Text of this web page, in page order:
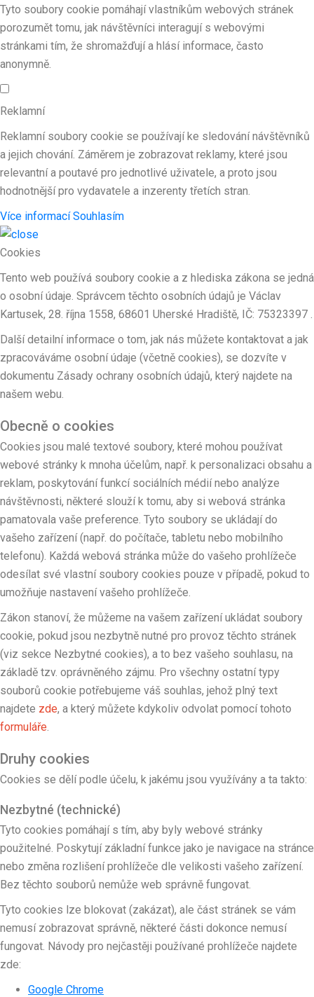
Tyto soubory cookie pomáhají vlastníkům webových stránek
porozumět tomu, jak návštěvníci interagují s webovými
stránkami tím, že shromažďují a hlásí informace, často
anonymně.
Reklamní
Reklamní soubory cookie se používají ke sledování návštěvníků
a jejich chování. Záměrem je zobrazovat reklamy, které jsou
relevantní a poutavé pro jednotlivé uživatele, a proto jsou
hodnotnější pro vydavatele a inzerenty třetích stran.
Více informací Souhlasím
Cookies
Tento web používá soubory cookie a z hlediska zákona se jedná
o osobní údaje. Správcem těchto osobních údajů je Václav
Kartusek, 28. října 1558, 68601 Uherské Hradiště, IČ: 75323397 .
Další detailní informace o tom, jak nás můžete kontaktovat a jak
zpracováváme osobní údaje (včetně cookies), se dozvíte v
dokumentu Zásady ochrany osobních údajů, který najdete na
našem webu.
Obecně o cookies
Cookies jsou malé textové soubory, které mohou používat
webové stránky k mnoha účelům, např. k personalizaci obsahu a
reklam, poskytování funkcí sociálních médií nebo analýze
návštěvnosti, některé slouží k tomu, aby si webová stránka
pamatovala vaše preference. Tyto soubory se ukládají do
vašeho zařízení (např. do počítače, tabletu nebo mobilního
telefonu). Každá webová stránka může do vašeho prohlížeče
odesílat své vlastní soubory cookies pouze v případě, pokud to
umožňuje nastavení vašeho prohlížeče.
Zákon stanoví, že můžeme na vašem zařízení ukládat soubory
cookie, pokud jsou nezbytně nutné pro provoz těchto stránek
(viz sekce Nezbytné cookies), a to bez vašeho souhlasu, na
základě tzv. oprávněného zájmu. Pro všechny ostatní typy
souborů cookie potřebujeme váš souhlas, jehož plný text
najdete zde, a který můžete kdykoliv odvolat pomocí tohoto
formuláře
Druhy cookies
Cookies se dělí podle účelu, k jakému jsou využívány a ta takto:
Nezbytné (technické)
Tyto cookies pomáhají s tím, aby byly webové stránky
použitelné. Poskytují základní funkce jako je navigace na stránce
nebo změna rozlišení prohlížeče dle velikosti vašeho zařízení.
Bez těchto souborů nemůže web správně fungovat.
Tyto cookies lze blokovat (zakázat), ale část stránek se vám
nemusí zobrazovat správně, některé části dokonce nemusí
fungovat. Návody pro nejčastěji používané prohlížeče najdete
zde:
Google Chrome